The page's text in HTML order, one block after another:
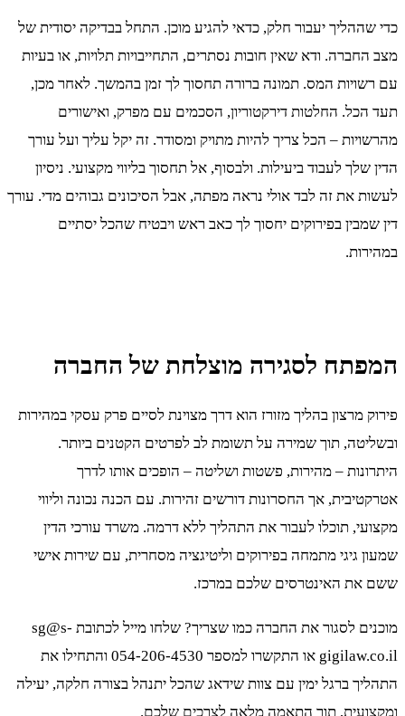
כדי שההליך יעבור חלק, כדאי להגיע מוכן. התחל בבדיקה יסודית של
מצב החברה. ודא שאין חובות נסתרים, התחייבויות תלויות, או בעיות
עם רשויות המס. תמונה ברורה תחסוך לך זמן בהמשך. לאחר מכן,
תעד הכל. החלטות דירקטוריון, הסכמים עם מפרק, ואישורים
מהרשויות – הכל צריך להיות מתויק ומסודר. זה יקל עליך ועל עורך
הדין שלך לעבוד ביעילות. ולבסוף, אל תחסוך בליווי מקצועי. ניסיון
לעשות את זה לבד אולי נראה מפתה, אבל הסיכונים גבוהים מדי. עורך
דין שמבין בפירוקים יחסוך לך כאב ראש ויבטיח שהכל יסתיים
במהירות.
המפתח לסגירה מוצלחת של החברה
פירוק מרצון בהליך מזורז הוא דרך מצוינת לסיים פרק עסקי במהירות
ובשליטה, תוך שמירה על תשומת לב לפרטים הקטנים ביותר.
היתרונות – מהירות, פשטות ושליטה – הופכים אותו לדרך
אטרקטיבית, אך החסרונות דורשים זהירות. עם הכנה נכונה וליווי
מקצועי, תוכלו לעבור את התהליך ללא דרמה. משרד עורכי הדין
שמעון גיגי מתמחה בפירוקים וליטיגציה מסחרית, עם שירות אישי
ששם את האינטרסים שלכם במרכז.
מוכנים לסגור את החברה כמו שצריך? שלחו מייל לכתובת sg@s-
gigilaw.co.il או התקשרו למספר 054-206-4530 והתחילו את
התהליך ברגל ימין עם צוות שידאג שהכל יתנהל בצורה חלקה, יעילה
ומקצועית, תוך התאמה מלאה לצרכים שלכם.